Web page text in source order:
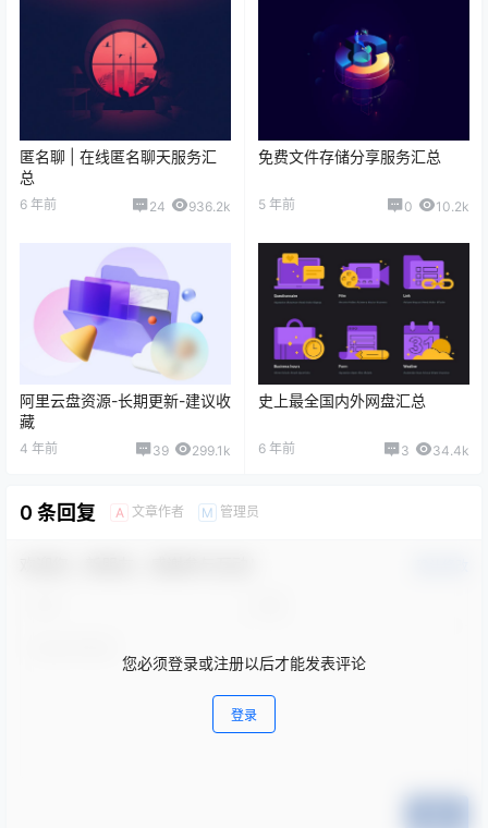
匿名聊 | 在线匿名聊天服务汇
总
6 年前 24 936.2k
免费文件存储分享服务汇总
5 年前 0 10.2k
阿里云盘资源-长期更新-建议收
藏
4 年前 39 299.1k
史上最全国内外网盘汇总
6 年前 3 34.4k
0 条回复 A 文章作者 M 管理员
您必须登录或注册以后才能发表评论
登录